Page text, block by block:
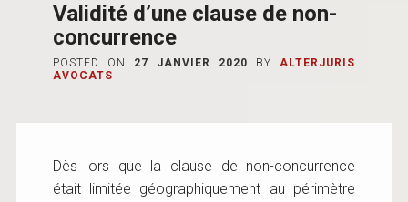
Validité d’une clause de non-
concurrence
POSTED ON 27 JANVIER 2020 BY
ALTERJURIS
AVOCATS
Dès lors que la clause de non-concurrence
était limitée géographiquement au périmètre